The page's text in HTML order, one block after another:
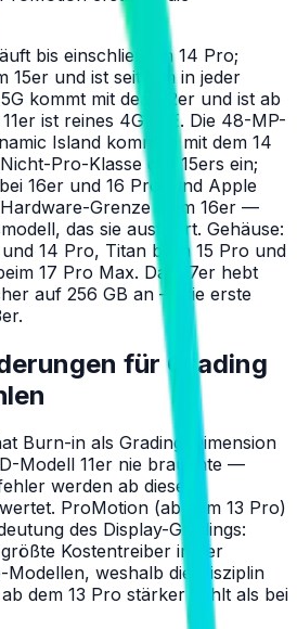
bis einschließlich 14 Pro;
15er und ist seitdem in jeder
kommt mit dem 12er und ist ab
ist reines 4G LTE. Die 48-MP-
Island kommen mit dem 14
Pro-Klasse des 15ers ein;
16er und 16 Pro, und Apple
Grenze beim 16er —
das sie ausführt. Gehäuse:
14 Pro, Titan beim 15 Pro und
17 Pro Max. Das 17er hebt
auf 256 GB an — die erste
für Grading
Burn-in als Grading-Dimension
Modell 11er nie brauchte —
werden ab dieser
ProMotion (ab dem 13 Pro)
des Display-Gradings:
Kostentreiber in der
weshalb die Disziplin
dem 13 Pro stärker zählt als bei